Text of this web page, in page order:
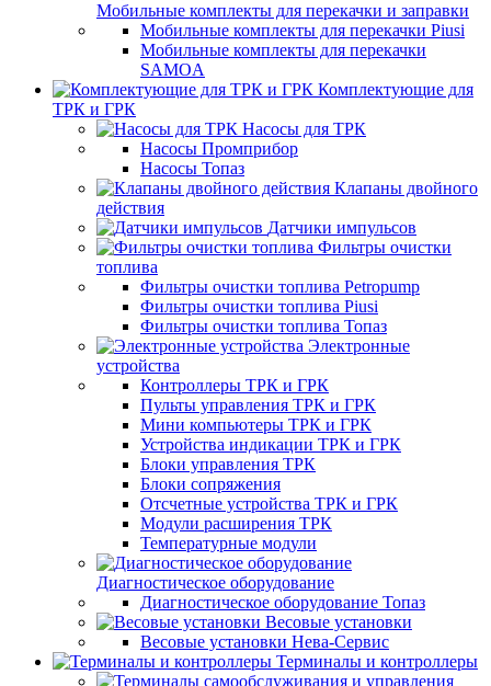
Мобильные комплекты для перекачки и заправки
Мобильные комплекты для перекачки Piusi
Мобильные комплекты для перекачки
SAMOA
Комплектующие для
ТРК и ГРК
Насосы для ТРК
Насосы Промприбор
Насосы Топаз
Клапаны двойного
действия
Датчики импульсов
Фильтры очистки
топлива
Фильтры очистки топлива Petropump
Фильтры очистки топлива Piusi
Фильтры очистки топлива Топаз
Электронные
устройства
Контроллеры ТРК и ГРК
Пульты управления ТРК и ГРК
Мини компьютеры ТРК и ГРК
Устройства индикации ТРК и ГРК
Блоки управления ТРК
Блоки сопряжения
Отсчетные устройства ТРК и ГРК
Модули расширения ТРК
Температурные модули
Диагностическое оборудование
Диагностическое оборудование Топаз
Весовые установки
Весовые установки Нева-Сервис
Терминалы и контроллеры